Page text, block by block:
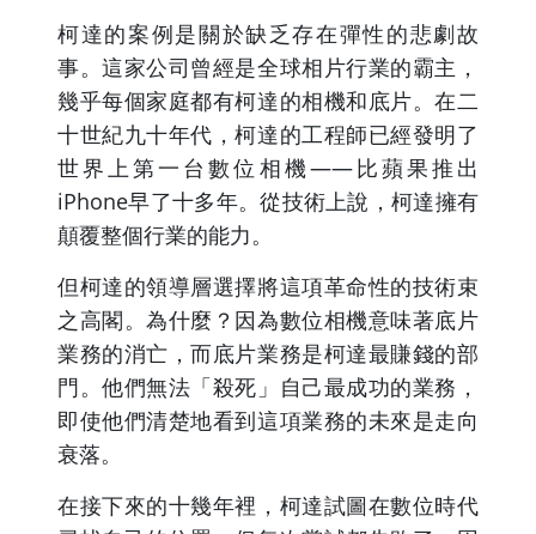
柯達的案例是關於缺乏存在彈性的悲劇故
事。這家公司曾經是全球相片行業的霸主，
幾乎每個家庭都有柯達的相機和底片。在二
十世紀九十年代，柯達的工程師已經發明了
世界上第一台數位相機——比蘋果推出
iPhone早了十多年。從技術上說，柯達擁有
顛覆整個行業的能力。
但柯達的領導層選擇將這項革命性的技術束
之高閣。為什麼？因為數位相機意味著底片
業務的消亡，而底片業務是柯達最賺錢的部
門。他們無法「殺死」自己最成功的業務，
即使他們清楚地看到這項業務的未來是走向
衰落。
在接下來的十幾年裡，柯達試圖在數位時代